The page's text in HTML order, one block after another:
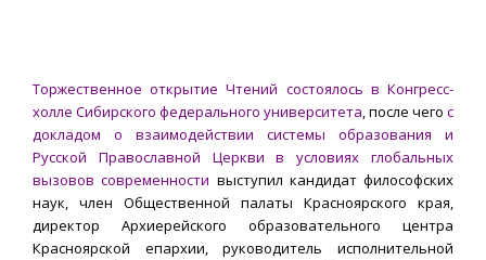
Торжественное открытие Чтений состоялось в Конгресс-
холле Сибирского федерального университета, после чего с
докладом о взаимодействии системы образования и
Русской Православной Церкви в условиях глобальных
вызовов современности выступил кандидат философских
наук, член Общественной палаты Красноярского края,
директор Архиерейского образовательного центра
Красноярской епархии, руководитель исполнительной